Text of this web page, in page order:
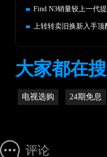
上转转卖旧换新入手顶
大家都在搜
电视选购 24期免息
评论